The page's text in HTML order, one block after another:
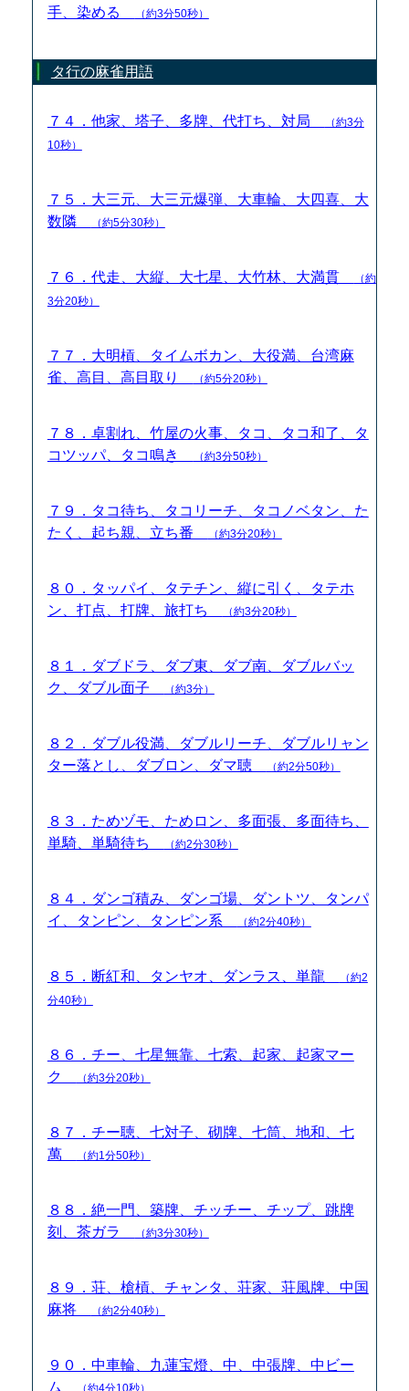
手、染める
（約3分50秒）
タ行の麻雀用語
７４．他家、塔子、多牌、代打ち、対局
（約3分
10秒）
７５．大三元、大三元爆弾、大車輪、大四喜、大
数隣
（約5分30秒）
７６．代走、大縦、大七星、大竹林、大満貫
（約
3分20秒）
７７．大明槓、タイムボカン、大役満、台湾麻
雀、高目、高目取り
（約5分20秒）
７８．卓割れ、竹屋の火事、タコ、タコ和了、タ
コツッパ、タコ鳴き
（約3分50秒）
７９．タコ待ち、タコリーチ、タコノベタン、た
たく、起ち親、立ち番
（約3分20秒）
８０．タッパイ、タテチン、縦に引く、タテホ
ン、打点、打牌、旅打ち
（約3分20秒）
８１．ダブドラ、ダブ東、ダブ南、ダブルバッ
ク、ダブル面子
（約3分）
８２．ダブル役満、ダブルリーチ、ダブルリャン
ター落とし、ダブロン、ダマ聴
（約2分50秒）
８３．ためヅモ、ためロン、多面張、多面待ち、
単騎、単騎待ち
（約2分30秒）
８４．ダンゴ積み、ダンゴ場、ダントツ、タンパ
イ、タンピン、タンピン系
（約2分40秒）
８５．断紅和、タンヤオ、ダンラス、単龍
（約2
分40秒）
８６．チー、七星無靠、七索、起家、起家マー
ク
（約3分20秒）
８７．チー聴、七対子、砌牌、七筒、地和、七
萬
（約1分50秒）
８８．絶一門、築牌、チッチー、チップ、跳牌
刻、茶ガラ
（約3分30秒）
８９．荘、槍槓、チャンタ、荘家、荘風牌、中国
麻将
（約2分40秒）
９０．中車輪、九蓮宝燈、中、中張牌、中ビー
ム
（約4分10秒）